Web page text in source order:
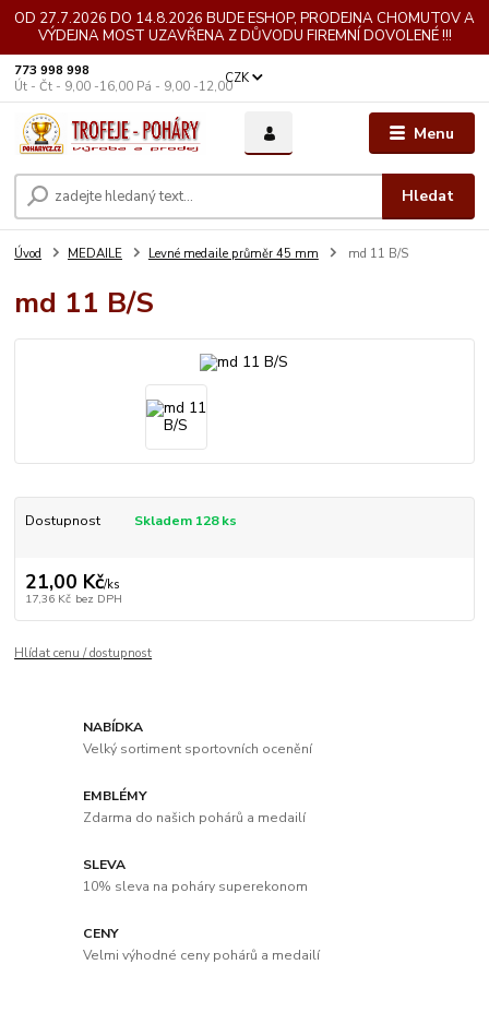
OD 27.7.2026 DO 14.8.2026 BUDE ESHOP, PRODEJNA CHOMUTOV A
VÝDEJNA MOST UZAVŘENA Z DŮVODU FIREMNÍ DOVOLENÉ !!!
Menu
CZK
Hledat
773 998 998
Út - Čt - 9,00 -16,00 Pá - 9,00 -12,00
Úvod MEDAILE Levné medaile průměr 45 mm md 11 B/S
md 11 B/S
Dostupnost Skladem 128 ks
21,00 Kč/ks
17,36 Kč bez DPH
Hlídat cenu / dostupnost
NABÍDKA
Velký sortiment sportovních ocenění
EMBLÉMY
Zdarma do našich pohárů a medailí
SLEVA
10% sleva na poháry superekonom
CENY
Velmi výhodné ceny pohárů a medailí